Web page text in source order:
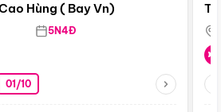
Hùng ( Bay Vn)
5N4Đ
01/10